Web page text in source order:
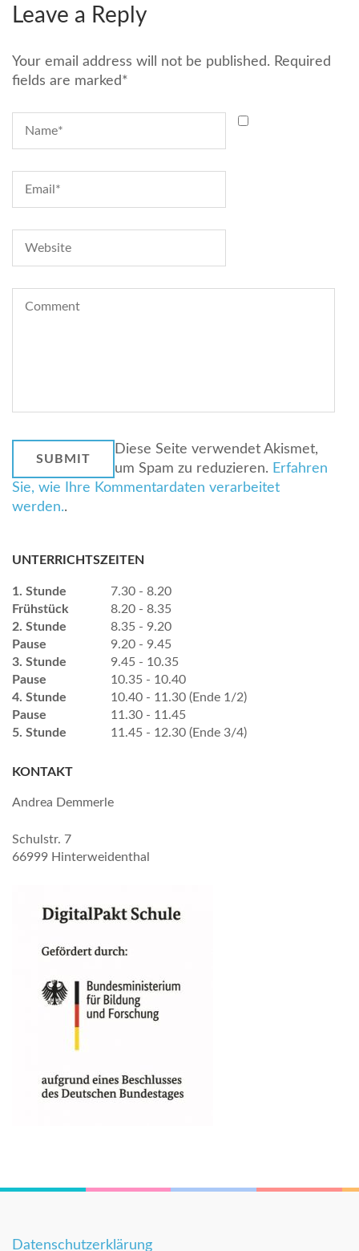
Leave a Reply
Your email address will not be published. Required
fields are marked*
Diese Seite verwendet Akismet,
um Spam zu reduzieren. Erfahren
Sie, wie Ihre Kommentardaten verarbeitet
werden..
UNTERRICHTSZEITEN
1. Stunde
7.30 - 8.20
Frühstück
8.20 - 8.35
2. Stunde
8.35 - 9.20
Pause
9.20 - 9.45
3. Stunde
9.45 - 10.35
Pause
10.35 - 10.40
4. Stunde
10.40 - 11.30 (Ende 1/2)
Pause
11.30 - 11.45
5. Stunde
11.45 - 12.30 (Ende 3/4)
KONTAKT
Andrea Demmerle
Schulstr. 7
66999 Hinterweidenthal
Datenschutzerklärung